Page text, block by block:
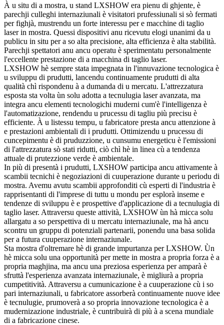
À u situ di a mostra, u stand LXSHOW era pienu di ghjente, è
parechji culleghi internaziunali è visitatori prufessiunali si sò fermati
per fighjà, mustrendu un forte interessu per e macchine di taglio
laser in mostra. Quessi dispositivi anu ricevutu elogi unanimi da u
publicu in situ per a so alta precisione, alta efficienza è alta stabilità.
Parechji spettatori anu ancu operatu è sperimentatu personalmente
l'eccellente prestazione di a macchina di taglio laser.
LXSHOW hè sempre stata impegnata in l'innuvazione tecnologica è
u sviluppu di prudutti, lancendu continuamente prudutti di alta
qualità chì rispondenu à a dumanda di u mercatu. L'attrezzatura
esposta sta volta ùn solu adotta a tecnulugia laser avanzata, ma
integra ancu elementi tecnologichi muderni cum'è l'intelligenza è
l'automatizazione, rendendu u prucessu di tagliu più precisu è
efficiente. À u listessu tempu, u fabricatore presta ancu attenzione à
e prestazioni ambientali di i prudutti. Ottimizendu u prucessu di
cuncepimentu è di pruduzzione, u cunsumu energeticu è l'emissioni
di l'attrezzatura sò stati ridutti, ciò chì hè in linea cù a tendenza
attuale di prutezzione verde è ambientale.
In più di presentà i prudutti, LXSHOW participa ancu attivamente à
scambii tecnichi è negoziazioni di cuuperazione durante u periodu di
mostra. Avemu avutu scambii approfonditi cù esperti di l'industria è
rapprisentanti di l'imprese di tuttu u mondu per esplorà inseme e
tendenze di sviluppu è e prospettive d'applicazione di a tecnulugia di
taglio laser. Attraversu queste attività, LXSHOW ùn hà micca solu
allargatu a so perspettiva di u mercatu internaziunale, ma hà ancu
scontru un gruppu di potenziali partenarii, ponendu una basa solida
per a futura cuuperazione internaziunale.
Sta mostra d'oltremare hè di grande impurtanza per LXSHOW. Ùn
hè micca solu una opportunità per mette in mostra a propria forza è a
propria maghjina, ma ancu una preziosa esperienza per amparà è
sfruttà l'esperienza avanzata internaziunale, è migliurà a propria
cumpetitività. Attraversu a cumunicazione è a cuuperazione cù i so
pari internaziunali, u fabricatore assorberà continuamente nuove idee
è tecnulugie, prumoverà a so propria innovazione tecnologica è a
mudernizazione industriale, è cuntribuirà di più à a scena mundiale
di a fabricazione cinese.